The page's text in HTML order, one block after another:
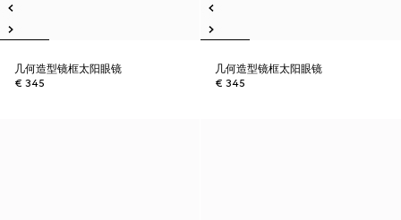
几何造型镜框太阳眼镜
€ 345
几何造型镜框太阳眼镜
€ 345